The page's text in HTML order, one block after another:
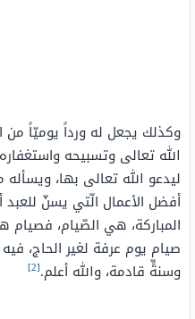
وكذلك يجعل له ورداً يوميّاً من
الله تعالى وتسبيحه
ليدعو الله تعالى بها،
أفضل الأعمال الّتي يسنّ
المباركة، هي الصّيام، فصيام
صيام يوم عرفة لغير الحاج،
وسنةٍّ قادمة، والله أعلم.[2]